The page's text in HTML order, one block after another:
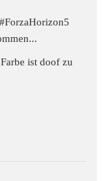
#ForzaHorizon5
ist doof zu